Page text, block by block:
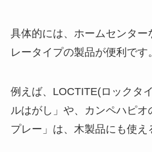
具体的には、ホームセンター
レータイプの製品が便利です。
例えば、LOCTITE(ロックタ
ルはがし」や、カンペハピオ
プレー」は、木製品にも使え